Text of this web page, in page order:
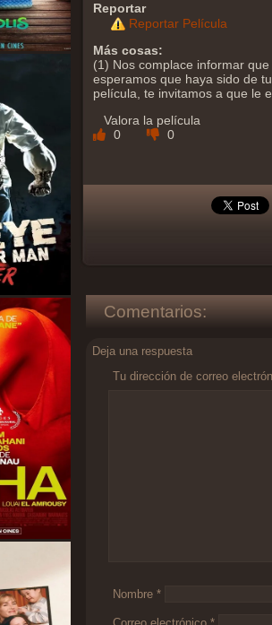
Reportar
Reportar Película
Más cosas:
(1) Nos complace informar
esperamos que haya sido de
película, te invitamos a que le
Valora la película
0
0
Comentarios:
Deja una respuesta
Tu dirección de correo
Nombre *